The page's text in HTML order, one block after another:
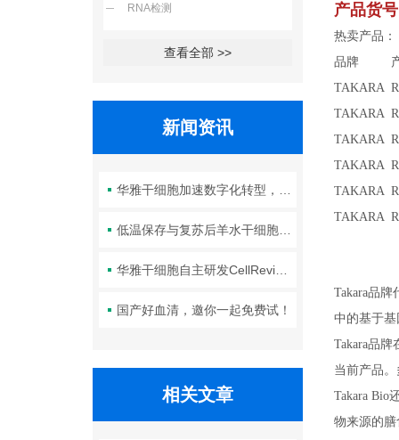
RNA检测
查看全部 >>
新闻资讯
国产好血清，邀你一起免费试！
相关文章
产品货
热卖产品：
品牌 产
TAKARA
TAKARA
TAKARA
TAKARA
TAKARA
TAKARA
Takara品
中的基于基
Takara品牌
当前产品
Takara Bio
物来源的